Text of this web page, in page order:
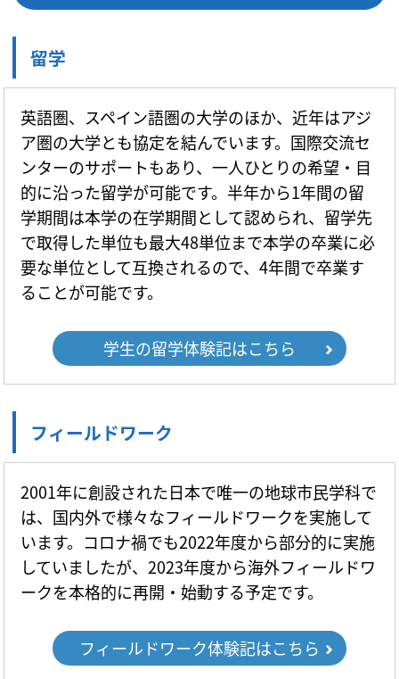
留学
英語圏、スペイン語圏の大学のほか、近年はアジ
ア圏の大学とも協定を結んでいます。国際交流セ
ンターのサポートもあり、一人ひとりの希望・目
的に沿った留学が可能です。半年から1年間の留
学期間は本学の在学期間として認められ、留学先
で取得した単位も最大48単位まで本学の卒業に必
要な単位として互換されるので、4年間で卒業す
ることが可能です。
学生の留学体験記はこちら
フィールドワーク
2001年に創設された日本で唯一の地球市民学科で
は、国内外で様々なフィールドワークを実施して
います。コロナ禍でも2022年度から部分的に実施
していましたが、2023年度から海外フィールドワ
ークを本格的に再開・始動する予定です。
フィールドワーク体験記はこちら